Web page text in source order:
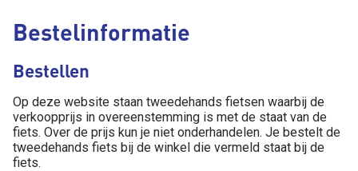
Bestelinformatie
Bestellen
Op deze website staan tweedehands fietsen waarbij de
verkoopprijs in overeenstemming is met de staat van de
fiets. Over de prijs kun je niet onderhandelen. Je bestelt de
tweedehands fiets bij de winkel die vermeld staat bij de
fiets.